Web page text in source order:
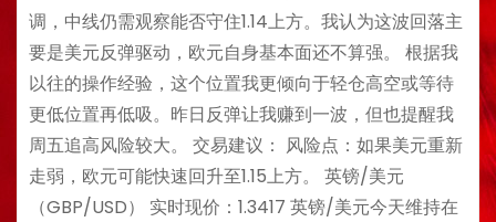
调，中线仍需观察能否守住1.14上方。我认为这波回落主
要是美元反弹驱动，欧元自身基本面还不算强。 根据我
以往的操作经验，这个位置我更倾向于轻仓高空或等待
更低位置再低吸。昨日反弹让我赚到一波，但也提醒我
周五追高风险较大。 交易建议： 风险点：如果美元重新
走弱，欧元可能快速回升至1.15上方。 英镑/美元
（GBP/USD） 实时现价：1.3417 英镑/美元今天维持在